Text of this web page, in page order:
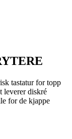
tastatur for topp
leverer diskré
for de kjappe